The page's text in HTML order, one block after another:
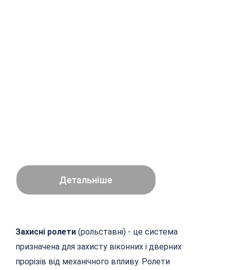
Детальніше
Захисні ролети (рольставні) - це система
призначена для захисту віконних і дверних
прорізів від механічного впливу. Ролети